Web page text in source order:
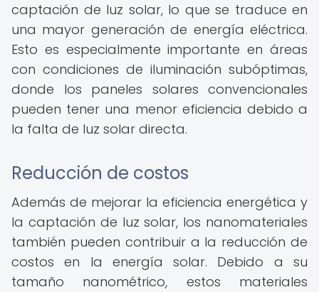
captación de luz solar, lo que se traduce en
una mayor generación de energía eléctrica.
Esto es especialmente importante en áreas
con condiciones de iluminación subóptimas,
donde los paneles solares convencionales
pueden tener una menor eficiencia debido a
la falta de luz solar directa.
Reducción de costos
Además de mejorar la eficiencia energética y
la captación de luz solar, los nanomateriales
también pueden contribuir a la reducción de
costos en la energía solar. Debido a su
tamaño nanométrico, estos materiales